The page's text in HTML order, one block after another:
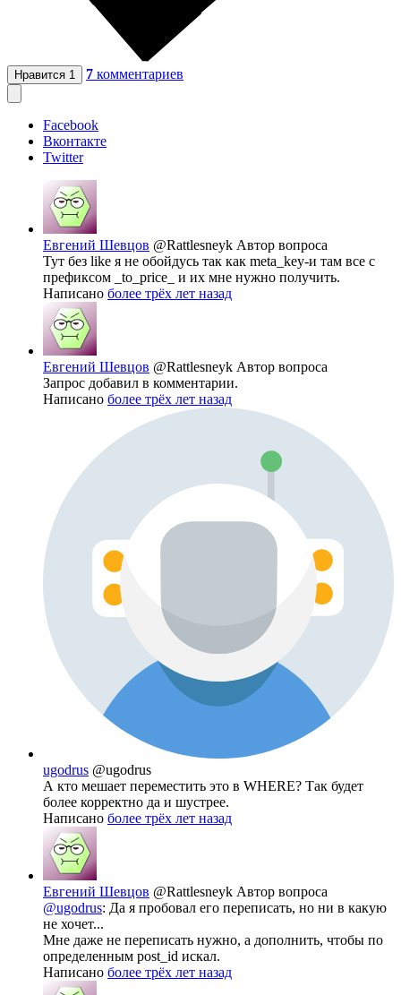
Нравится 1 7 комментариев
Facebook
Вконтакте
Twitter
Евгений Шевцов @Rattlesneyk Автор вопроса
Тут без like я не обойдусь так как meta_key-и там все с
префиксом _to_price_ и их мне нужно получить.
Написано более трёх лет назад
Евгений Шевцов @Rattlesneyk Автор вопроса
Запрос добавил в комментарии.
Написано более трёх лет назад
ugodrus @ugodrus
А кто мешает переместить это в WHERE? Так будет
более корректно да и шустрее.
Написано более трёх лет назад
Евгений Шевцов @Rattlesneyk Автор вопроса
@ugodrus: Да я пробовал его переписать, но ни в какую
не хочет...
Мне даже не переписать нужно, а дополнить, чтобы по
определенным post_id искал.
Написано более трёх лет назад